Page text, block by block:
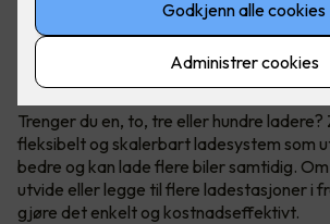
Når du trenger flere ladestasjoner
Zaptec Pro
Trenger du en, to, tre eller hundre
fleksibelt og skalerbart ladesystem som
bedre og kan lade flere biler samtidig.
utvide eller legge til flere ladestasjoner i
gjøre det enkelt og kostnadseffektivt.